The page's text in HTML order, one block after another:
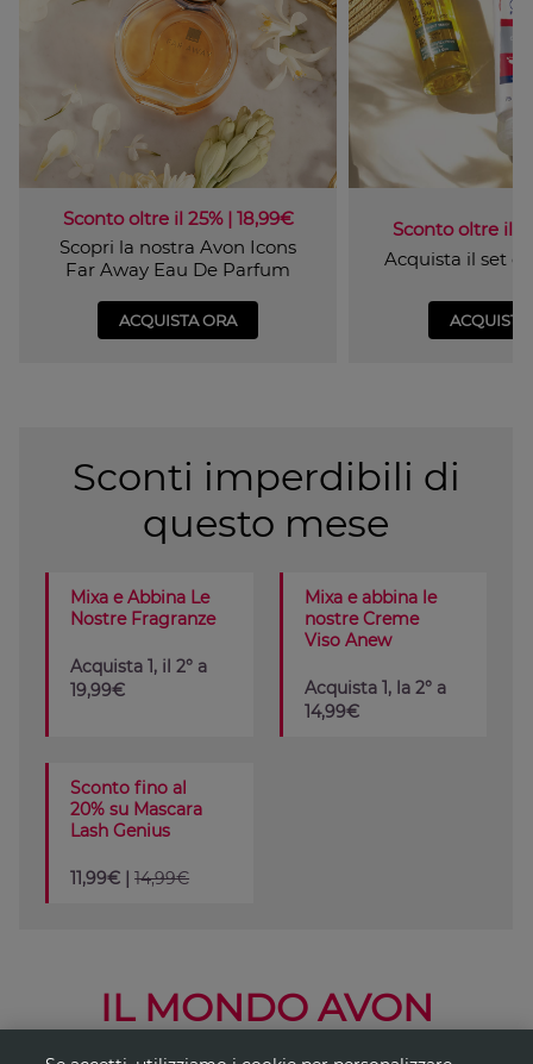
Sconto oltre il 25% | 18,99€
Scopri la nostra Avon Icons
Far Away Eau De Parfum
ACQUISTA ORA
Sconto oltre il
Acquista il set
ACQUISTA
Sconti imperdibili di
questo mese
Mixa e Abbina Le
Nostre Fragranze
Acquista 1, il 2° a
19,99€
Mixa e abbina le
nostre Creme
Viso Anew
Acquista 1, la 2° a
14,99€
Sconto fino al
20% su Mascara
Lash Genius
11,99€ |14,99€
IL MONDO AVON